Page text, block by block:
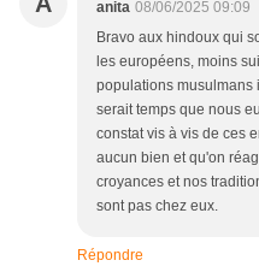
anita 08/06/2025 09:09
Bravo aux hindoux qui
les européens, moins
populations musulmans
serait temps que nous
constat vis à vis de ces
aucun bien et qu'on
croyances et nos
sont pas chez eux.
Répondre